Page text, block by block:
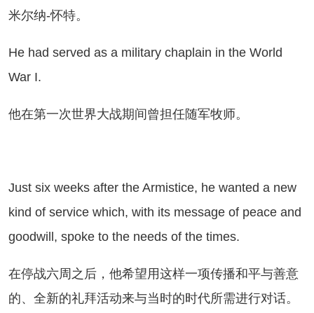
米尔纳-怀特。
had served as a military chaplain in the World
War I.
第一次世界大战期间曾担任随军牧师。
six weeks after the Armistice, he wanted a new
kind of service which, with its message of peace and
goodwill, spoke to the needs of the times.
战六周之后，他希望用这样一项传播和平与善意
的、全新的礼拜活动来与当时的时代所需进行对话。